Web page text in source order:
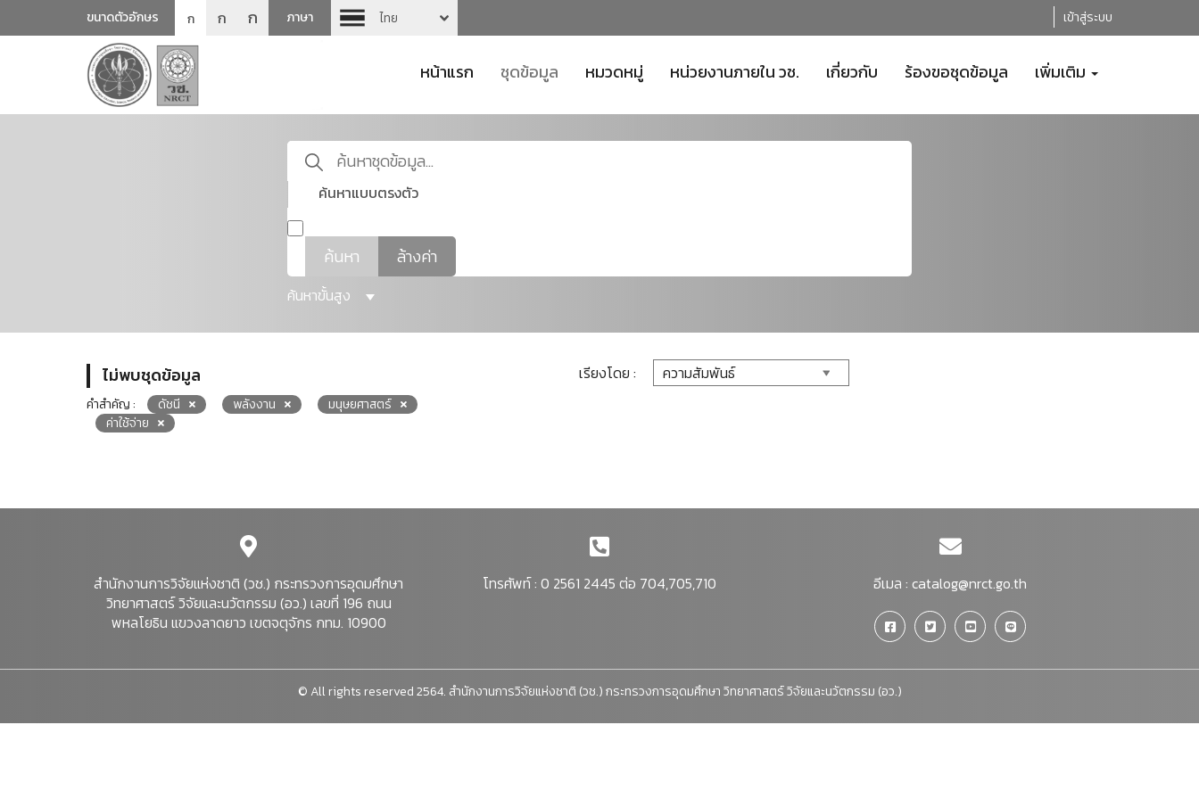
ขนาดตัวอักษร ก ก ก ภาษา ไทย เข้าสู่ระบบ
หน้าแรก ชุดข้อมูล หมวดหมู่ หน่วยงานภายใน วช. เกี่ยวกับ ร้องขอชุดข้อมูล เพิ่มเติม
ค้นหาแบบตรงตัว
ค้นหา ล้างค่า
ค้นหาขั้นสูง
ไม่พบชุดข้อมูล
คำสำคัญ : ดัชนี พลังงาน
มนุษยศาสตร์
ค่าใช้จ่าย
เรียงโดย :
สำนักงานการวิจัยแห่งชาติ (วช.) กระทรวงการอุดมศึกษา
วิทยาศาสตร์ วิจัยและนวัตกรรม (อว.) เลขที่ 196 ถนน
พหลโยธิน แขวงลาดยาว เขตจตุจักร กทม. 10900
โทรศัพท์ : 0 2561 2445 ต่อ 704,705,710 อีเมล :catalog@nrct.go.th
© All rights reserved 2564. สำนักงานการวิจัยแห่งชาติ (วช.) กระทรวงการอุดมศึกษา วิทยาศาสตร์ วิจัยและนวัตกรรม (อว.)